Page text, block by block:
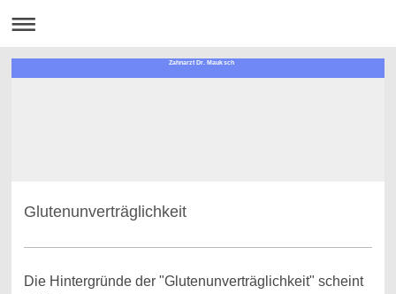
Zahnarzt Dr. Mauksch
Glutenunverträglichkeit
Die Hintergründe der "Glutenunverträglichkeit" scheint